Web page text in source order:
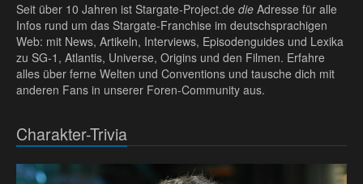
Seit über 10 Jahren ist Stargate-Project.de die Adresse für alle
Infos rund um das Stargate-Franchise im deutschsprachigen
Web: mit News, Artikeln, Interviews, Episodenguides und Lexika
zu SG-1, Atlantis, Universe, Origins und den Filmen. Erfahre
alles über ferne Welten und Conventions und tausche dich mit
anderen Fans in unserer Foren-Community aus.
Charakter-Trivia